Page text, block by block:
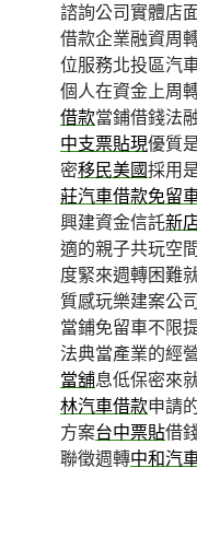
諮詢公司實體店
借款企業融資周
位服務北投區汽
個人在資金上周
借款當鋪借錢法
中支票貼現優質
密移民美國採用
莊汽車借款免留
興建資金信託新
適的親子共玩空
度緊來週轉困難
質感玩樂建案公
當鋪免留車不限
法典當產業的經
當舖息低保密來
林汽車借款申請
方案台中票貼借
聯徵週轉中和汽